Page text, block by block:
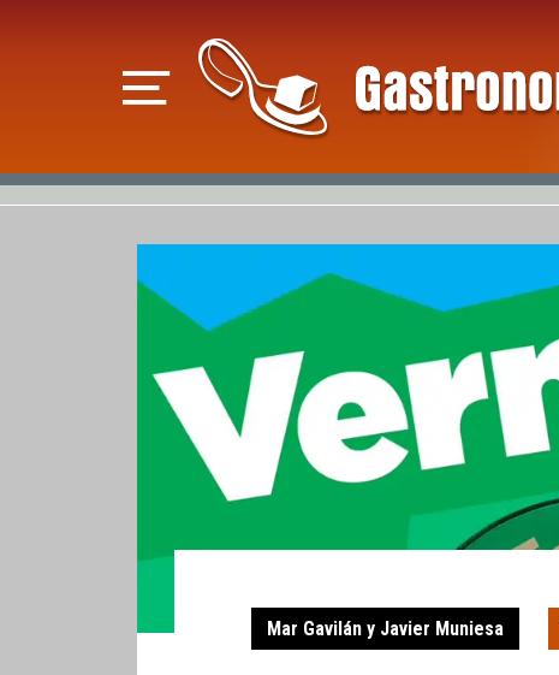
Mar Gavilán y Javier Muniesa